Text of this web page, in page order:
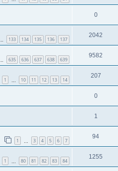
0
133 134 135 136 137
2042
635 636 637 638 639
9582
1 10 11 12 13 14
207
0
1
1 3 4 5 6 7
94
1 80 81 82 83 84
1255